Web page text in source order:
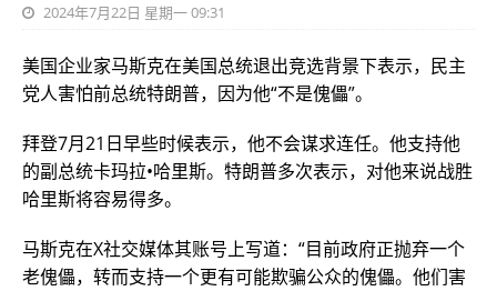
2024年7月22日 星期一 09:31
美国企业家马斯克在美国总统退出竞选背景下表示，民主
党人害怕前总统特朗普，因为他“不是傀儡”。
拜登7月21日早些时候表示，他不会谋求连任。他支持他
的副总统卡玛拉•哈里斯。特朗普多次表示，对他来说战胜
哈里斯将容易得多。
马斯克在X社交媒体其账号上写道：“目前政府正抛弃一个
老傀儡，转而支持一个更有可能欺骗公众的傀儡。他们害